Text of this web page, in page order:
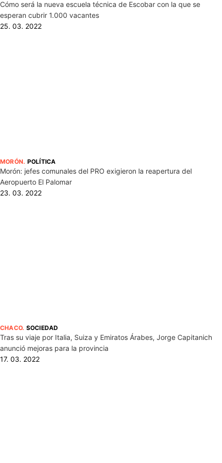
Cómo será la nueva escuela técnica de Escobar con la que se
esperan cubrir 1.000 vacantes
25. 03. 2022
MORÓN. POLÍTICA
Morón: jefes comunales del PRO exigieron la reapertura del
Aeropuerto El Palomar
23. 03. 2022
CHACO. SOCIEDAD
Tras su viaje por Italia, Suiza y Emiratos Árabes, Jorge Capitanich
anunció mejoras para la provincia
17. 03. 2022